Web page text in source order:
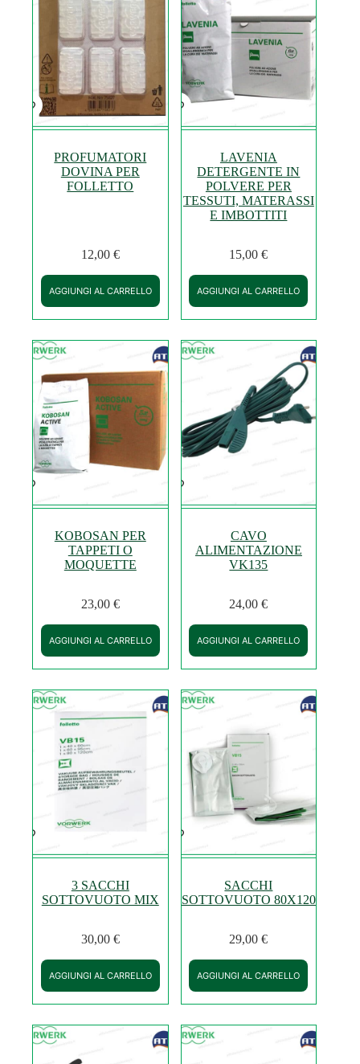
PROFUMATORI
DOVINA PER
FOLLETTO
12,00 €
AGGIUNGI AL CARRELLO
LAVENIA
DETERGENTE IN
POLVERE PER
TESSUTI, MATERASSI
E IMBOTTITI
15,00€
AGGIUNGI AL CARRELLO
KOBOSAN PER
TAPPETI O
MOQUETTE
23,00 €
AGGIUNGI AL CARRELLO
CAVO
ALIMENTAZIONE
VK135
24,00€
AGGIUNGI AL CARRELLO
3 SACCHI
SOTTOVUOTO MIX
30,00 €
AGGIUNGI AL CARRELLO
SACCHI
SOTTOVUOTO 80X120
29,00€
AGGIUNGI AL CARRELLO